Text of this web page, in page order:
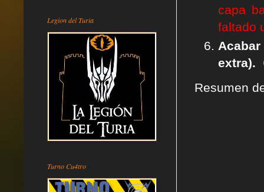
capa
faltado
extra).
Resumen
Legion del Turia
Turno Cu4tro